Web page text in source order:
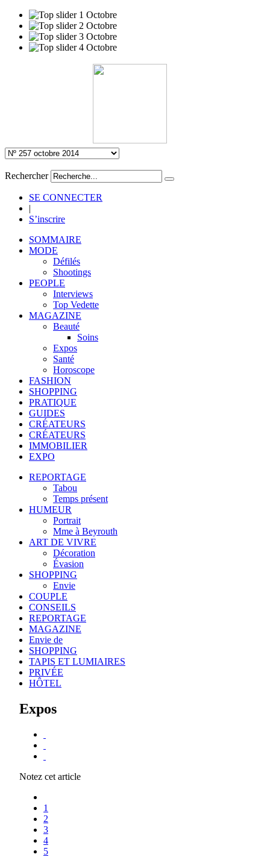
Rechercher
SE CONNECTER
|
S’inscrire
SOMMAIRE
MODE
Défilés
Shootings
PEOPLE
Interviews
Top Vedette
MAGAZINE
Beauté
Soins
Expos
Santé
Horoscope
FASHION
SHOPPING
PRATIQUE
GUIDES
CRÉATEURS
CRÉATEURS
IMMOBILIER
EXPO
REPORTAGE
Tabou
Temps présent
HUMEUR
Portrait
Mme à Beyrouth
ART DE VIVRE
Décoration
Évasion
SHOPPING
Envie
COUPLE
CONSEILS
REPORTAGE
MAGAZINE
Envie de
SHOPPING
TAPIS ET LUMIAIRES
PRIVÉE
HÔTEL
Expos
Notez cet article
1
2
3
4
5